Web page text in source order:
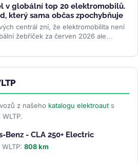
v globální top 20 elektromobilů.
který sama občas zpochybňuje
centrál zní, že elektromobilita není
žebříček za červen 2026 ale
z našeho katalogu elektroaut s
Benz - CLA 250+ Electric
808 km